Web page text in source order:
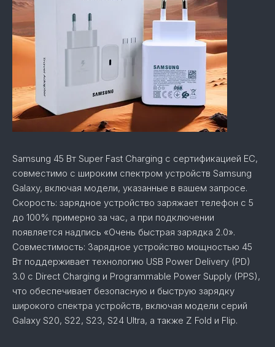
Samsung 45 Вт Super Fast Charging с сертификацией ЕС,
совместимо с широким спектром устройств Samsung
Galaxy, включая модели, указанные в вашем запросе.
Скорость: зарядное устройство заряжает телефон с 5
до 100% примерно за час, а при подключении
появляется надпись «Очень быстрая зарядка 2.0».
Совместимость: Зарядное устройство мощностью 45
Вт поддерживает технологию USB Power Delivery (PD)
3.0 с Direct Charging и Programmable Power Supply (PPS),
что обеспечивает безопасную и быструю зарядку
широкого спектра устройств, включая модели серий
Galaxy S20, S22, S23, S24 Ultra, а также Z Fold и Flip.